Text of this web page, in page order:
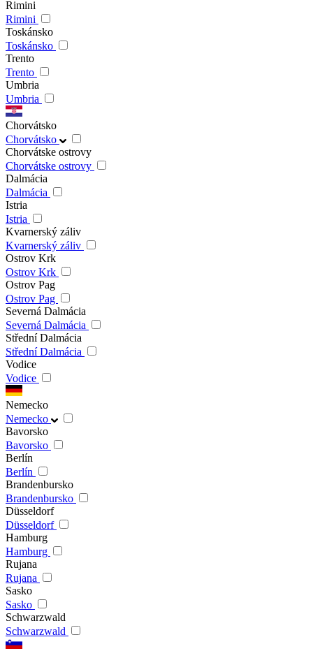
Rimini
Rimini
Toskánsko
Toskánsko
Trento
Trento
Umbria
Umbria
Chorvátsko
Chorvátsko
Chorvátske ostrovy
Chorvátske ostrovy
Dalmácia
Dalmácia
Istria
Istria
Kvarnerský záliv
Kvarnerský záliv
Ostrov Krk
Ostrov Krk
Ostrov Pag
Ostrov Pag
Severná Dalmácia
Severná Dalmácia
Střední Dalmácia
Střední Dalmácia
Vodice
Vodice
Nemecko
Nemecko
Bavorsko
Bavorsko
Berlín
Berlín
Brandenbursko
Brandenbursko
Düsseldorf
Düsseldorf
Hamburg
Hamburg
Rujana
Rujana
Sasko
Sasko
Schwarzwald
Schwarzwald